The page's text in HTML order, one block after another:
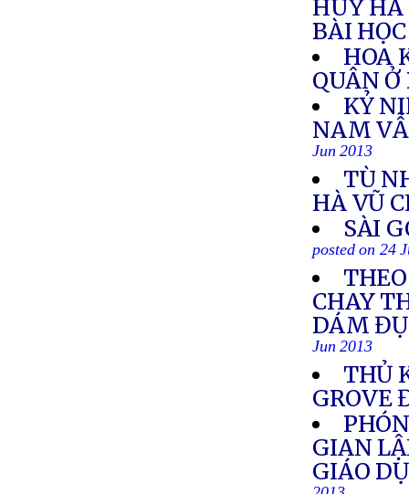
HUY HÀ
BÀI
HOA
QUÂN
KỶ
NAM
Jun 2013
TÙ
HÀ VŨ
SÀI
posted on 24
CHAY
DÁM
Jun 2013
THỦ
GROVE
GIAN
GIÁO